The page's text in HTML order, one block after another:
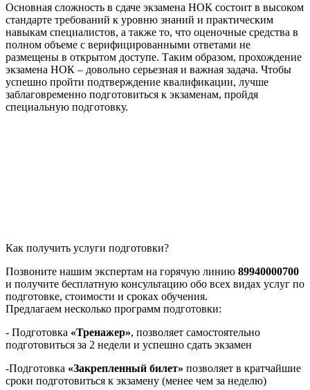
Основная сложность в сдаче экзамена НОК состоит в высоком
стандарте требований к уровню знаний и практическим
навыкам специалистов, а также то, что оценочные средства в
полном объеме с верифицированными ответами не
размещены в открытом доступе. Таким образом, прохождение
экзамена НОК – довольно серьезная и важная задача. Чтобы
успешно пройти подтверждение квалификации, лучше
заблаговременно подготовиться к экзаменам, пройдя
специальную подготовку.
Как получить услуги подготовки?
Позвоните нашим экспертам на горячую линию 89940000700
и получите бесплатную консультацию обо всех видах услуг по
подготовке, стоимости и сроках обучения.
Предлагаем несколько программ подготовки:
- Подготовка «Тренажер», позволяет самостоятельно
подготовиться за 2 недели и успешно сдать экзамен
-Подготовка «Закрепленный билет» позволяет в кратчайшие
сроки подготовиться к экзамену (менее чем за неделю)